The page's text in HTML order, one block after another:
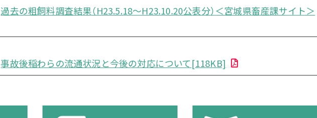
過去の粗飼料調査結果（H23.5.18～H23.10.20公表分）＜宮城県畜産課サイト＞
事故後稲わらの流通状況と今後の対応について[118KB]